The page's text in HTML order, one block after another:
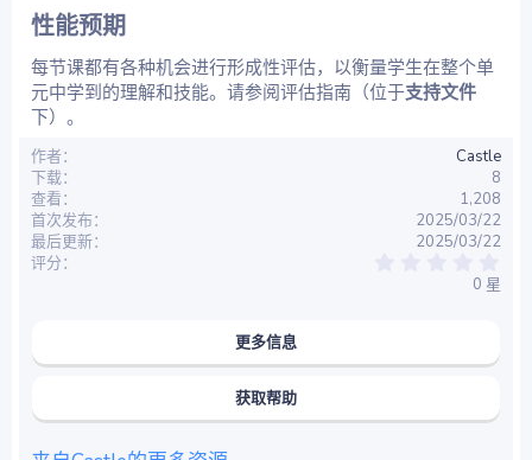
性能预期​
每节课都有各种机会进行形成性评估，以衡量学生在整个单
元中学到的理解和技能。请参阅评估指南（位于支持文件
下）。
作者
Castle
下载
8
查看
1,208
首次发布
2025/03/22
最后更新
2025/03/22
评分
0 星
更多信息
获取帮助